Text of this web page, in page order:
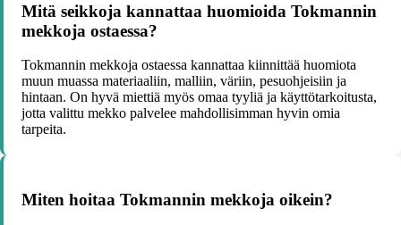
Mitä seikkoja kannattaa huomioida Tokmannin
mekkoja ostaessa?
Tokmannin mekkoja ostaessa kannattaa kiinnittää huomiota
muun muassa materiaaliin, malliin, väriin, pesuohjeisiin ja
hintaan. On hyvä miettiä myös omaa tyyliä ja käyttötarkoitusta,
jotta valittu mekko palvelee mahdollisimman hyvin omia
tarpeita.
Miten hoitaa Tokmannin mekkoja oikein?